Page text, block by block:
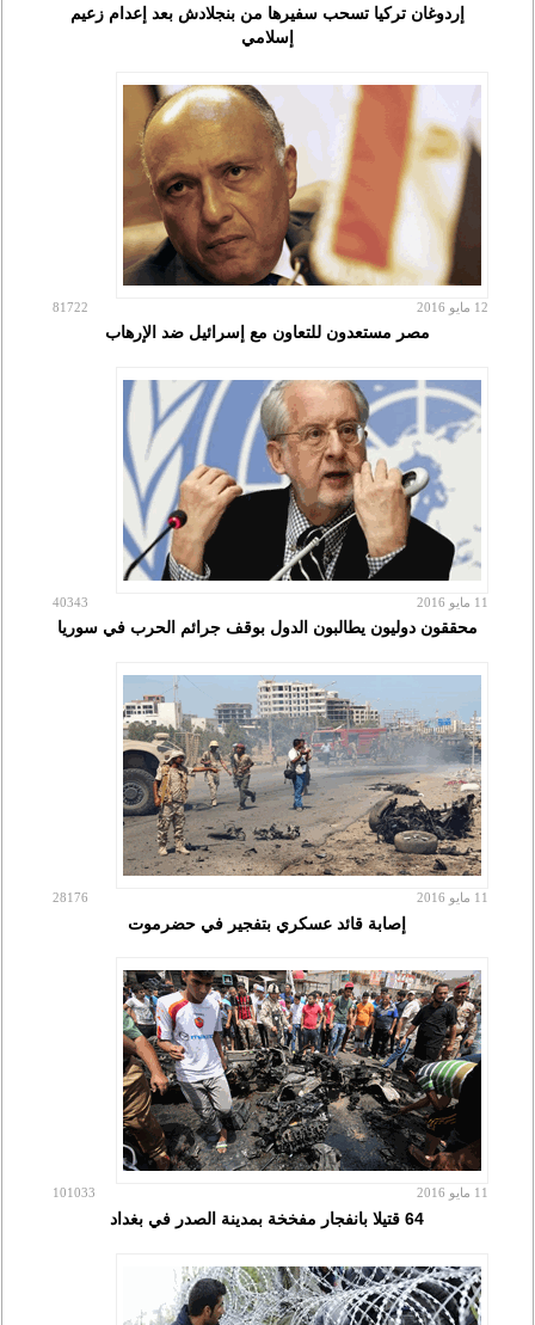
إردوغان تركيا تسحب سفيرها من بنجلادش بعد إعدام زعيم
إسلامي
12 مايو 2016 81722
مصر مستعدون للتعاون مع إسرائيل ضد الإرهاب
11 مايو 2016 40343
محققون دوليون يطالبون الدول بوقف جرائم الحرب في سوريا
11 مايو 2016 28176
إصابة قائد عسكري بتفجير في حضرموت
11 مايو 2016 101033
64 قتيلا بانفجار مفخخة بمدينة الصدر في بغداد